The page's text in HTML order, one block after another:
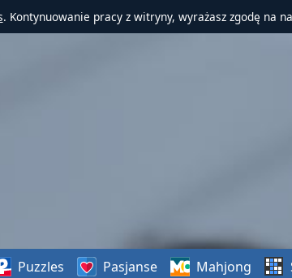
. Kontynuowanie pracy z witryny, wyrażasz zgodę na
Puzzles Pasjanse Mahjong